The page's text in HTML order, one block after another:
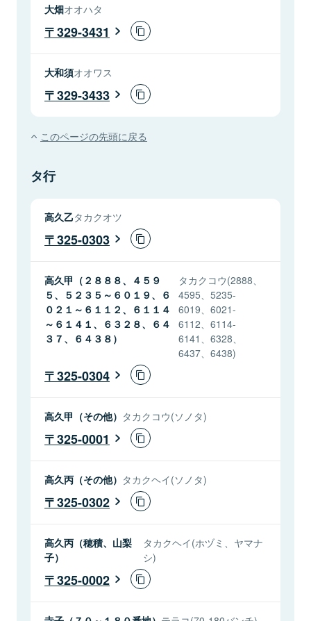
大畑オオハタ
329-3431
大和須オオワス
329-3433
このページの先頭に戻る
タ行
高久乙タカクオツ
325-0303
高久甲（２８８８、４５９
５、５２３５～６０１９、６
０２１～６１１２、６１１４
～６１４１、６３２８、６４
３７、６４３８）
タカクコウ(2888、
4595、5235-
6019、6021-
6112、6114-
6141、6328、
6437、6438)
325-0304
高久甲（その他） タカクコウ(ソノタ)
325-0001
高久丙（その他） タカクヘイ(ソノタ)
325-0302
高久丙（穂積、山梨
子）
タカクヘイ(ホヅミ、ヤマナ
シ)
325-0002